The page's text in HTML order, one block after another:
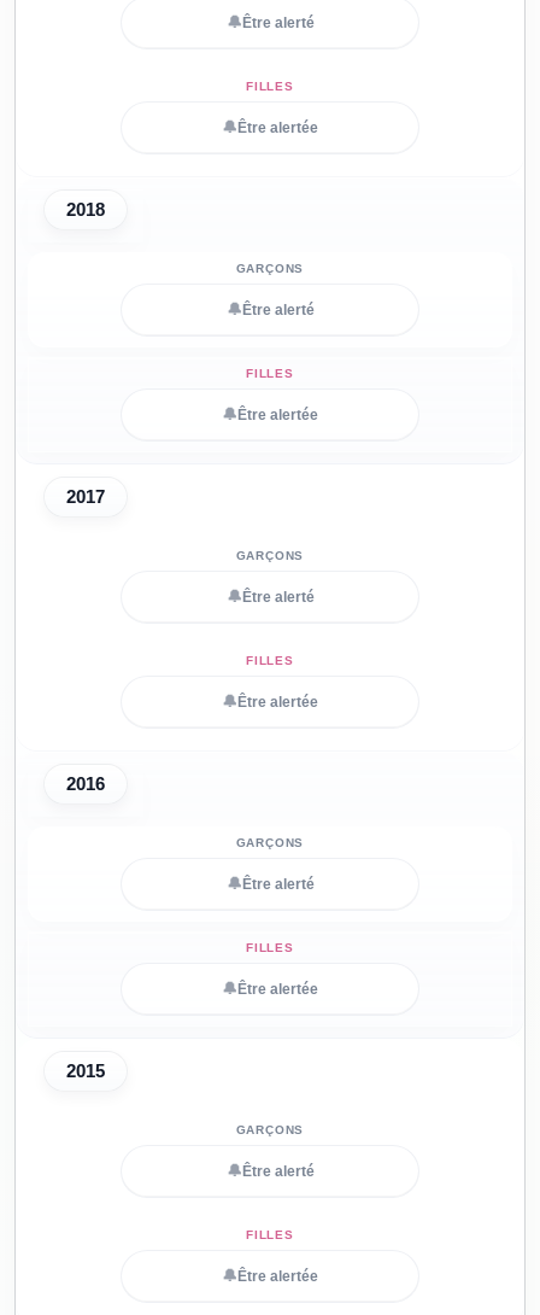
🔔 Être alerté
🔔 Être alertée
2018
🔔 Être alerté
🔔 Être alertée
2017
🔔 Être alerté
🔔 Être alertée
2016
🔔 Être alerté
🔔 Être alertée
2015
🔔 Être alerté
🔔 Être alertée